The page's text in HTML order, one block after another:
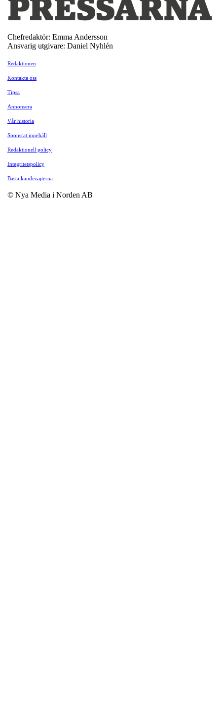
Chefredaktör: Emma Andersson
Ansvarig utgivare: Daniel Nyhlén
Redaktionen
Kontakta oss
Tipsa
Annonsera
Vår historia
Sponsrat innehåll
Redaktionell policy
Integritetspolicy
Bästa kändissajterna
© Nya Media i Norden AB